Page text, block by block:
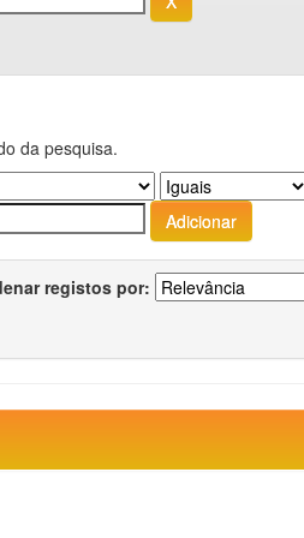
da pesquisa.
registos por: